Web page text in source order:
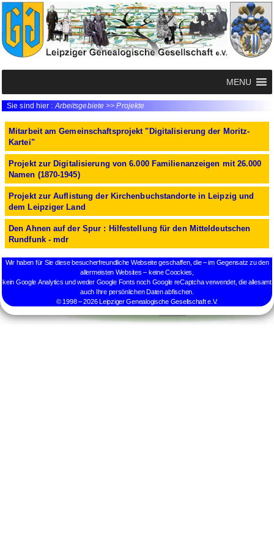
MENU
Sie sind hier :Arbeitsgebiete >> Projekte
Mitarbeit am Gemeinschaftsprojekt "Digitalisierung der Moritz-
Kartei"
Projekt zur Digitalisierung von 6.000 Familienanzeigen mit 26.000
Namen (1870-1945)
Projekt zur Auflistung der Kirchenbuchstandorte in Leipzig und
dem Leipziger Land
Den Ahnen auf der Spur : Hilfestellung für den Mitteldeutschen
Rundfunk - mdr
Wir haben für Sie diese besucherfreundliche Webseite geschaffen, die – im Gegensatz zu den
allermeisten Websites – keine Coockies,
kein Google Analytics und weder Google Fonts noch Google reCaptcha verwendet, die allesamt
auch Ihre persönlichen Daten abfischen.
© 1998 – 2026 Leipziger Genealogische Gesellschaft e.V.